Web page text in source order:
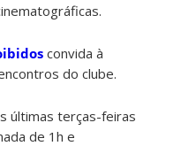
convida à
do clube.
últimas terças-feiras
de 1h e